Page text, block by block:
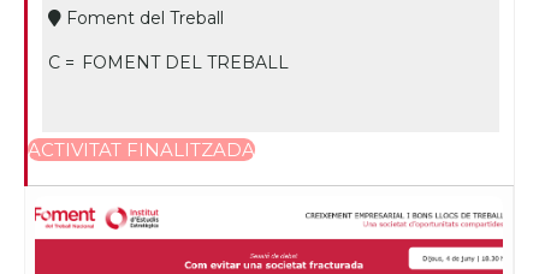
Foment del Treball
C = FOMENT DEL TREBALL
ACTIVITAT FINALITZADA